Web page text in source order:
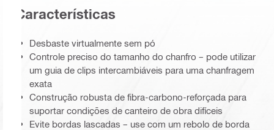
Características
Desbaste virtualmente sem pó
Controle preciso do tamanho do chanfro – pode utilizar
um guia de clips intercambiáveis para uma chanfragem
exata
Construção robusta de fibra-carbono-reforçada para
suportar condições de canteiro de obra difíceis
Evite bordas lascadas – use com um rebolo de borda